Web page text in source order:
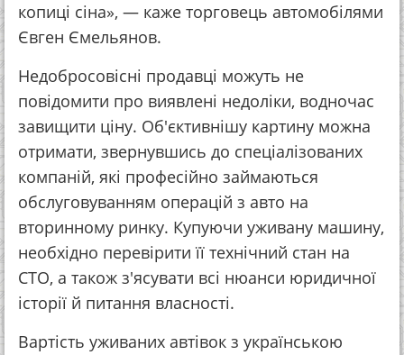
копиці сіна», — каже торговець автомобілями
Євген Ємельянов.
Недобросовісні продавці можуть не
повідомити про виявлені недоліки, водночас
завищити ціну. Об'єктивнішу картину можна
отримати, звернувшись до спеціалізованих
компаній, які професійно займаються
обслуговуванням операцій з авто на
вторинному ринку. Купуючи уживану машину,
необхідно перевірити її технічний стан на
СТО, а також з'ясувати всі нюанси юридичної
історії й питання власності.
Вартість уживаних автівок з українською